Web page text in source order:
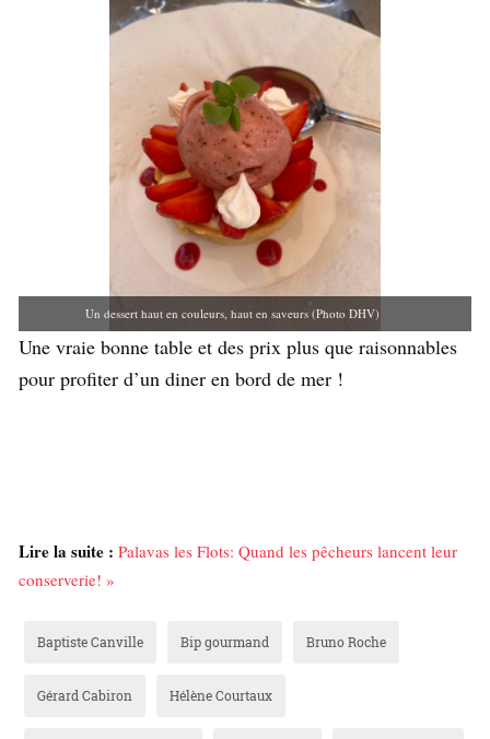
Un dessert haut en couleurs, haut en saveurs (Photo DHV)
Une vraie bonne table et des prix plus que raisonnables
pour profiter d’un diner en bord de mer !
Lire la suite : Palavas les Flots: Quand les pêcheurs lancent leur
conserverie! »
Baptiste Canville Bip gourmand Bruno Roche
Gérard Cabiron Hélène Courtaux